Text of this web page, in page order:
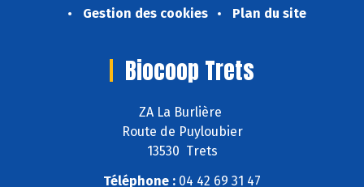
Gestion des cookies
Plan du site
Biocoop Trets
ZA La Burlière
Route de Puyloubier
13530 Trets
Téléphone : 04 42 69 31 47